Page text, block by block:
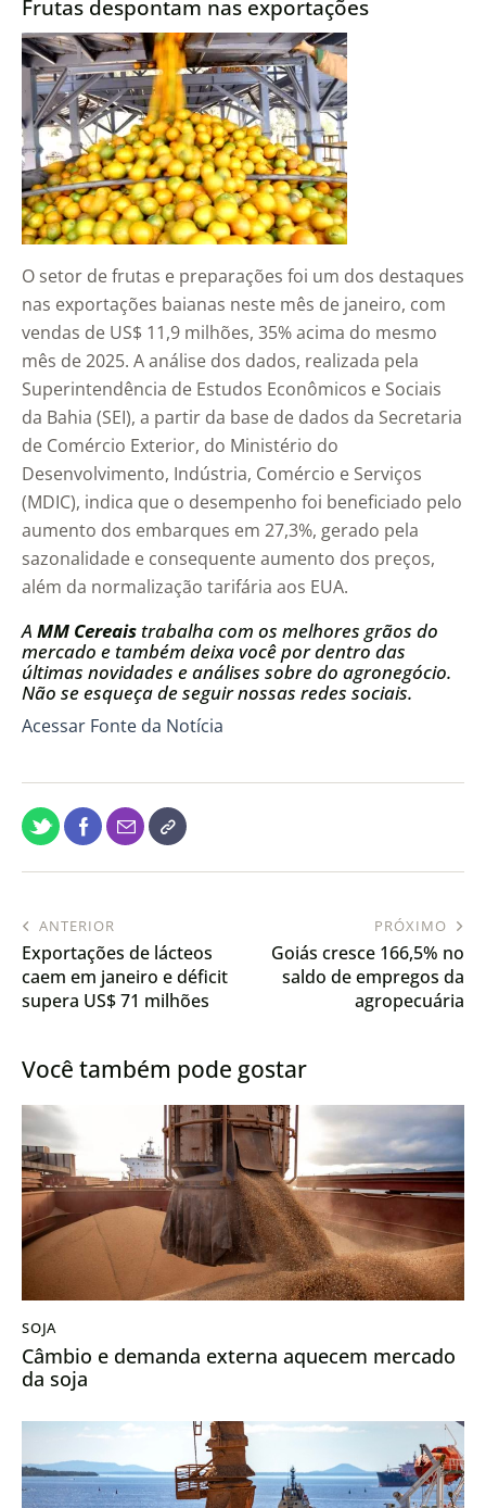
Frutas despontam nas exportações
O setor de frutas e preparações foi um dos destaques
nas exportações baianas neste mês de janeiro, com
vendas de US$ 11,9 milhões, 35% acima do mesmo
mês de 2025. A análise dos dados, realizada pela
Superintendência de Estudos Econômicos e Sociais
da Bahia (SEI), a partir da base de dados da Secretaria
de Comércio Exterior, do Ministério do
Desenvolvimento, Indústria, Comércio e Serviços
(MDIC), indica que o desempenho foi beneficiado pelo
aumento dos embarques em 27,3%, gerado pela
sazonalidade e consequente aumento dos preços,
além da normalização tarifária aos EUA.
A MM Cereais trabalha com os melhores grãos do
mercado e também deixa você por dentro das
últimas novidades e análises sobre do agronegócio.
Não se esqueça de seguir nossas redes sociais.
Acessar Fonte da Notícia
ANTERIOR
Exportações de lácteos
caem em janeiro e déficit
supera US$ 71 milhões
PRÓXIMO
Goiás cresce 166,5% no
saldo de empregos da
agropecuária
Você também pode gostar
SOJA
Câmbio e demanda externa aquecem mercado
da soja